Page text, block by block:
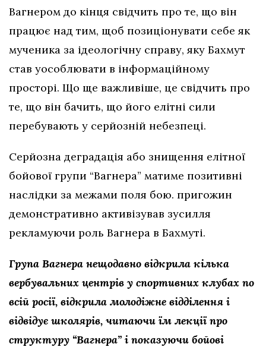
Вагнером до кінця свідчить про те, що він
працює над тим, щоб позиціонувати себе як
мученика за ідеологічну справу, яку Бахмут
став уособлювати в інформаційному
просторі. Що ще важливіше, це свідчить про
те, що він бачить, що його елітні сили
перебувають у серйозній небезпеці.
Серйозна деградація або знищення елітної
бойової групи “Вагнера” матиме позитивні
наслідки за межами поля бою. пригожин
демонстративно активізував зусилля
рекламуючи роль Вагнера в Бахмуті.
Група Вагнера нещодавно відкрила кілька
вербувальних центрів у спортивних клубах по
всій росії, відкрила молодіжне відділення і
відвідує школярів, читаючи їм лекції про
структуру “Вагнера” і показуючи бойові